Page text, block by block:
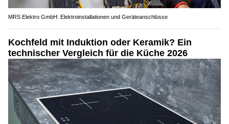
MRS Elektro GmbH: Elektroinstallationen und Geräteanschlüsse
Kochfeld mit Induktion oder Keramik? Ein
technischer Vergleich für die Küche 2026